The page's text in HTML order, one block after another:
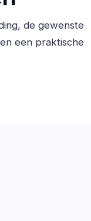
de gewenste
een praktische